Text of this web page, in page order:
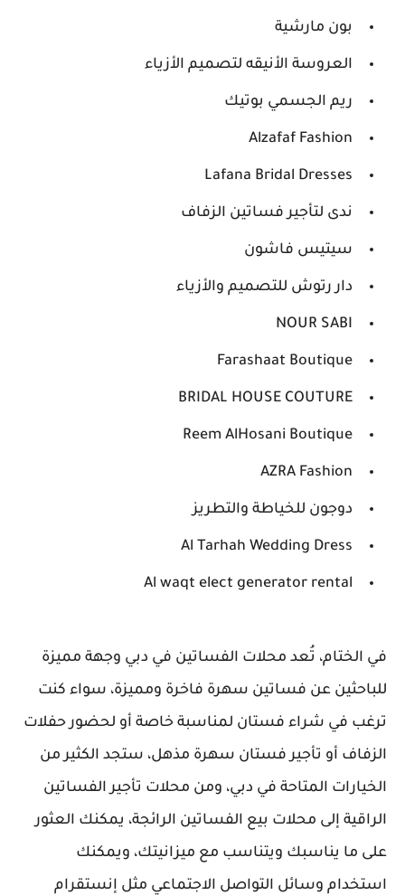
بون مارشية
العروسة الأنيقه لتصميم الأزياء
ريم الجسمي بوتيك
Alzafaf Fashion
Lafana Bridal Dresses
ندى لتأجير فساتين الزفاف
سيتيس فاشون
دار رتوش للتصميم والأزياء
NOUR SABI
Farashaat Boutique
BRIDAL HOUSE COUTURE
Reem AlHosani Boutique
AZRA Fashion
دوجون للخياطة والتطريز
Al Tarhah Wedding Dress
Al waqt elect generator rental
في الختام، تُعد محلات الفساتين في دبي وجهة مميزة
للباحثين عن فساتين سهرة فاخرة ومميزة، سواء كنت
ترغب في شراء فستان لمناسبة خاصة أو لحضور حفلات
الزفاف أو تأجير فستان سهرة مذهل، ستجد الكثير من
الخيارات المتاحة في دبي، ومن محلات تأجير الفساتين
الراقية إلى محلات بيع الفساتين الرائجة، يمكنك العثور
على ما يناسبك ويتناسب مع ميزانيتك، ويمكنك
استخدام وسائل التواصل الاجتماعي مثل إنستقرام